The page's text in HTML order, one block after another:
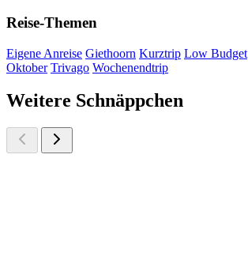
Reise-Themen
Eigene Anreise Giethoorn Kurztrip Low Budget
Oktober Trivago Wochenendtrip
Weitere Schnäppchen